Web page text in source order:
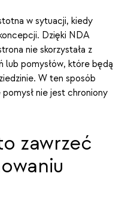
w sytuacji, kiedy
Dzięki NDA
nie skorzystała z
lub pomysłów, które będą
W ten sposób
nie jest chroniony
zawrzeć